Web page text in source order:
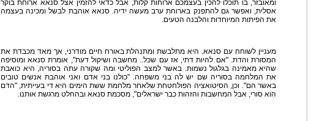
ומאובזר, בו תוכלו להכין בעצמכם ארוחות קלות, אבל כדאי להזמין אצל סנאא ארוחת בוקר
אסלית, ואפשר גם להתפנק בארוחת ערב מעשה ידיה. סנאא אוהבת לבשל ומכינה בעצמה
את הפיתות המיוחדות והלבנה הטעים.
מעניין לשוחח עם סנאא. היא מתלבשת ומתנהלת באורח חיים מודרני, אך מאד מכבדת את
המסורת והדת. "אם להיות דתי, אז עם שכל.. מחשבה ושיקול דעת", אומרת סנאא ומוסיפה
שהיא מאמינה בגלגול נשמות. באשר למצב הפוליטי ומה שקורה עתה בסוריה, היא כואבת
את המלחמה בסוריה שם יש לה בני משפחה. "כולנו בני אדם ואני אוהבת אנשים טובים
באשר הם". וכן, הסיטואציה הפולחטחת שלאחר מלחמת ששת הימים היא די בעייתית, "הדם
הוא סורי, אבל המחשבות והזהות כבר ישראלים", מסכמת סנאא ובהחלט מרגשת אותנו.